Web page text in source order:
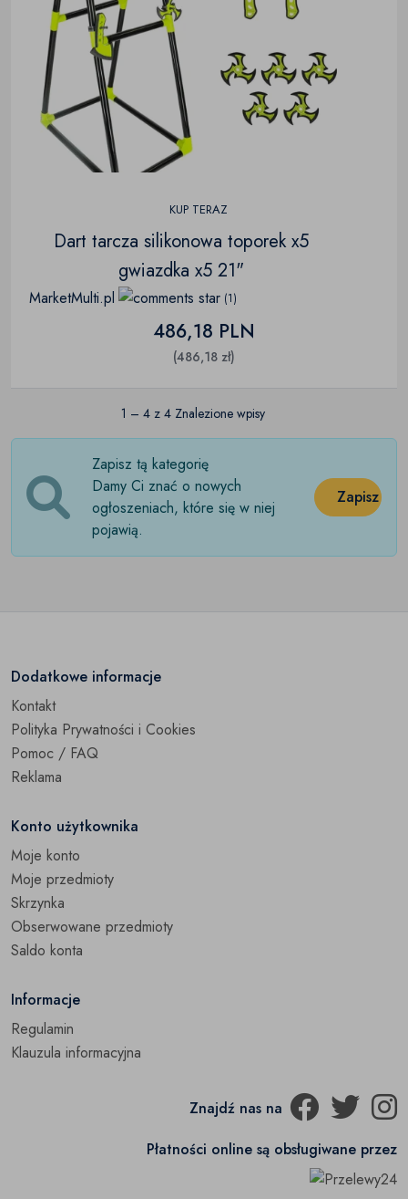
KUP TERAZ
Dart tarcza silikonowa toporek x5
gwiazdka x5 21"
MarketMulti.pl (1)
486,18 PLN
(486,18 zł)
1 – 4 z 4 Znalezione wpisy
Zapisz tą kategorię
Damy Ci znać o nowych
ogłoszeniach, które się w niej
pojawią.
Zapisz
Dodatkowe informacje
Kontakt
Polityka Prywatności i Cookies
Pomoc / FAQ
Reklama
Konto użytkownika
Moje konto
Moje przedmioty
Skrzynka
Obserwowane przedmioty
Saldo konta
Informacje
Regulamin
Klauzula informacyjna
Znajdź nas na
Płatności online są obsługiwane przez